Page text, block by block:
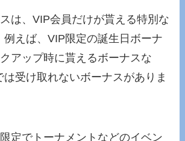
は、VIP会員だけが貰える特別な
例えば、VIP限定の誕生日ボーナ
アップ時に貰えるボーナスな
は受け取れないボーナスがありま
定でトーナメントなどのイベン